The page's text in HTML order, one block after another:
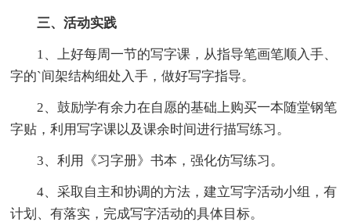
三、活动实践
1、上好每周一节的写字课，从指导笔画笔顺入手、
字的`间架结构细处入手，做好写字指导。
2、鼓励学有余力在自愿的基础上购买一本随堂钢笔
字贴，利用写字课以及课余时间进行描写练习。
3、利用《习字册》书本，强化仿写练习。
4、采取自主和协调的方法，建立写字活动小组，有
计划、有落实，完成写字活动的具体目标。